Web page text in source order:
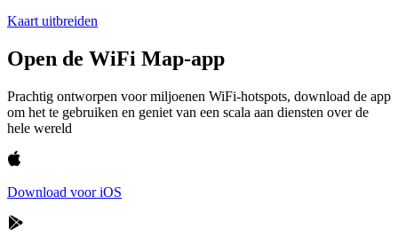
Kaart uitbreiden
Open de WiFi Map-app
Prachtig ontworpen voor miljoenen WiFi-hotspots, download de app
om het te gebruiken en geniet van een scala aan diensten over de
hele wereld
Download voor iOS